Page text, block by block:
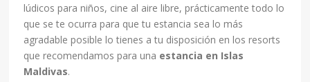
lúdicos para niños, cine al aire libre, prácticamente todo lo
que se te ocurra para que tu estancia sea lo más
agradable posible lo tienes a tu disposición en los resorts
que recomendamos para una estancia en Islas
Maldivas.